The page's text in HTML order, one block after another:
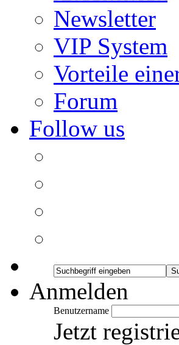
Newsletter
VIP System
Vorteile
Forum
Follow us
Anmelden
Benutzername
Jetzt